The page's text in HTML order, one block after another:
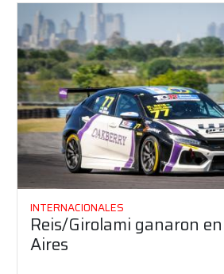
INTERNACIONALES
Reis/Girolami ganaron
Aires